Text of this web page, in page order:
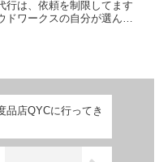
は、依頼を制限してます
ドワークスの自分が選んだ
品店QYCに行ってき